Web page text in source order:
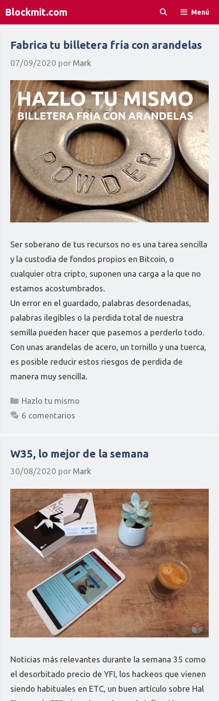
Saltar
Blockmit.com Menú
Fabrica tu billetera fría con arandelas
07/09/2020 por Mark
Ser soberano de tus recursos no es una tarea sencilla
y la custodia de fondos propios en Bitcoin, o
cualquier otra cripto, suponen una carga a la que no
estamos acostumbrados.
Un error en el guardado, palabras desordenadas,
palabras ilegíbles o la perdida total de nuestra
semilla pueden hacer que pasemos a perderlo todo.
Con unas arandelas de acero, un tornillo y una tuerca,
es posible reducir estos riesgos de perdida de
manera muy sencilla.
Categorías
Hazlo tu mismo
6 comentarios
W35, lo mejor de la semana
30/08/2020 por Mark
Noticias más relevantes durante la semana 35 como
el desorbitado precio de YFI, los hackeos que vienen
siendo habituales en ETC, un buen artículo sobre Hal